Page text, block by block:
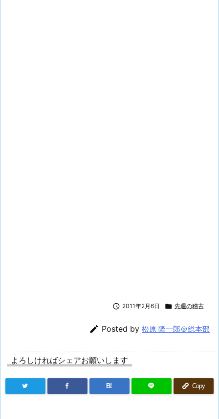
 2011年2月6日  先週の稽古
 Posted by 松原 隆一郎＠総本部
よろしければシェアお願いします
B! Copy